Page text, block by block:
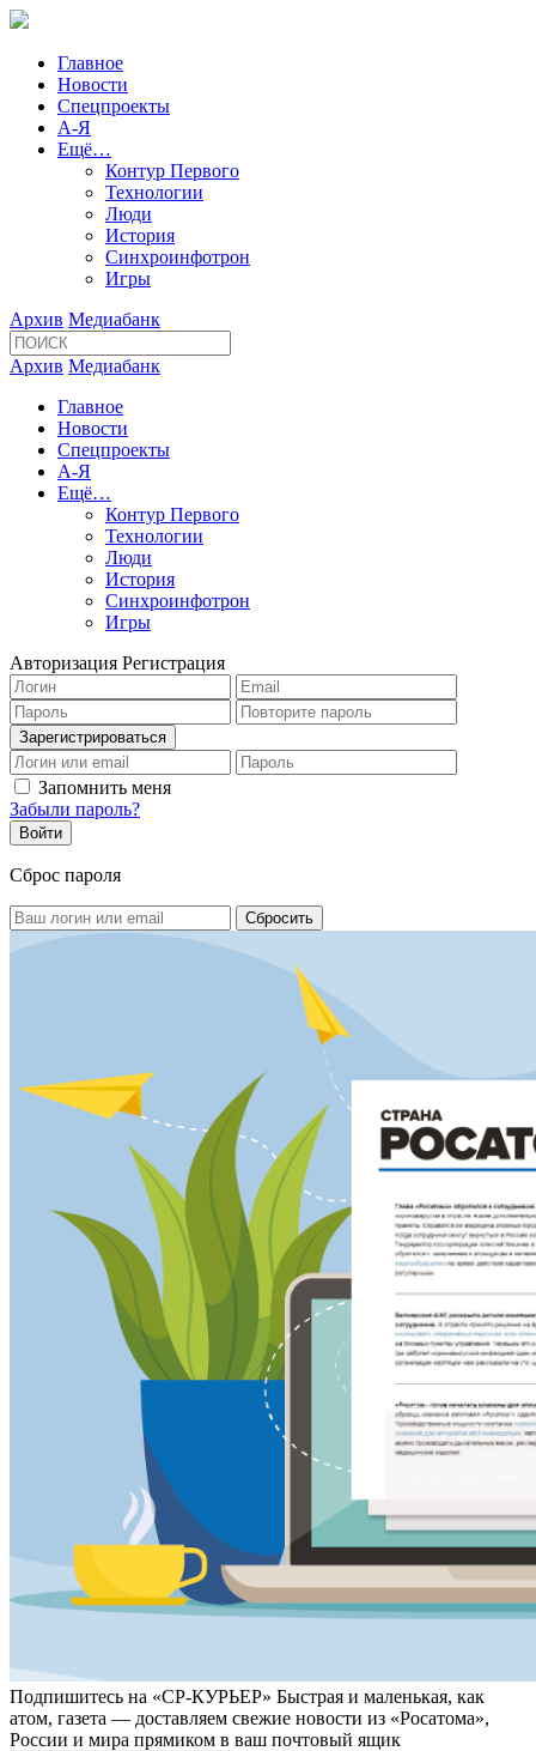
Главное
Новости
Спецпроекты
А-Я
Ещё…
Контур Первого
Технологии
Люди
История
Синхроинфотрон
Игры
Архив Медиабанк
Архив Медиабанк
Главное
Новости
Спецпроекты
А-Я
Ещё…
Контур Первого
Технологии
Люди
История
Синхроинфотрон
Игры
Авторизация Регистрация
Запомнить меня
Забыли пароль?
Сброс пароля
Подпишитесь на «СР-КУРЬЕР» Быстрая и маленькая, как
атом, газета — доставляем свежие новости из «Росатома»,
России и мира прямиком в ваш почтовый ящик